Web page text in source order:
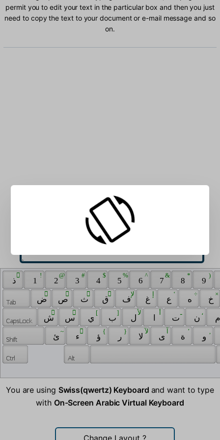
permit you to edit your text in the particular box and then you just
need to copy the text to your document or e-mail message and so
on.
Type Arabic characters into the box:
ذ
ّ
1
!
2
@
3
#
4
$
5
%
6
^
7
&
8
*
9
)
ض
َ
ص
ً
ث
ُ
ق
ٌ
ف
‘ ÷ ×
ش
ِ
س
ٍ [
ب
]
ل ت ن
،
~
ء
ْ {
ر
} ’
You are using Swiss(qwertz) Keyboard and want to type
with On-Screen Arabic Virtual Keyboard
Change Layout ?